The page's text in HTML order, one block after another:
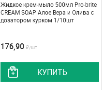
Жидкое крем-мыло 500мл Pro-brite
CREАM SOAP Алое Вера и Олива с
дозатором курком 1/10шт
176,90 ₽/шт
КУПИТЬ